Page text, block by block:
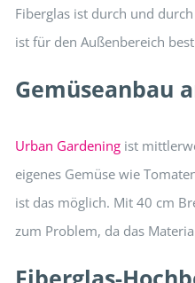
Fiberglas ist durch und
ist für den Außenbereich
Gemüseanbau
Urban Gardeningist
eigenes Gemüse wie
ist das möglich. Mit 40 cm
zum Problem, da das